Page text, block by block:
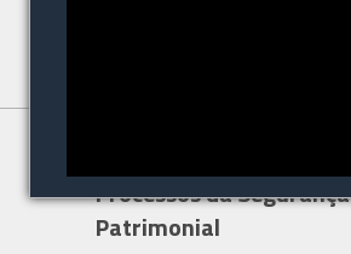
Processos da Segurança
Patrimonial